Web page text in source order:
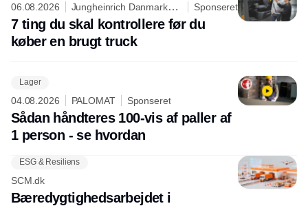
06.08.2026
Jungheinrich Danmark
A/S
Sponseret
7 ting du skal kontrollere før du
køber en brugt truck
Lager
04.08.2026 PALOMAT Sponseret
Sådan håndteres 100-vis af paller af
1 person - se hvordan
ESG & Resiliens
SCM.dk
Bæredygtighedsarbejdet i